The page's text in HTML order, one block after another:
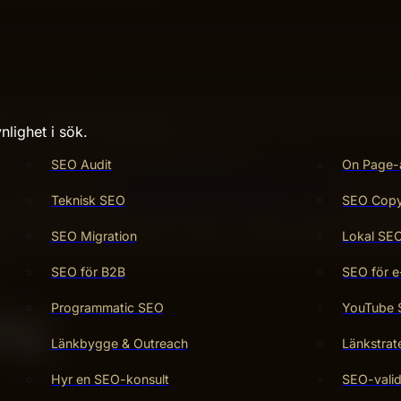
i sök.
SEO Audit On
Teknisk SEO SEO
SEO Migration Lokal
SEO för B2B SEO för
Programmatic SEO YouTube
Länkbygge & Outreach
Hyr en SEO-konsult SEO-
egen webbplats på grund av oro för tid och kostnader.
anpassa sig löpande och få snabb feedback. Detta
resultat för småföretag i Sverige.
webbplats. Osäkerhet kring kostnad och tid
är de två
att webbutveckling kan kännas som ett riskfyllt
den upplevelsen på huvudet. Flexibel webbutveckling
här artikeln förklarar exakt hur det fungerar och